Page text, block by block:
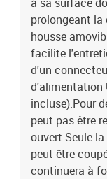
prolongeant la
housse
facilite
d'un
d'alimentation
incluse).Pour
peut pas être
ouvert.Seule
peut être
continuera à